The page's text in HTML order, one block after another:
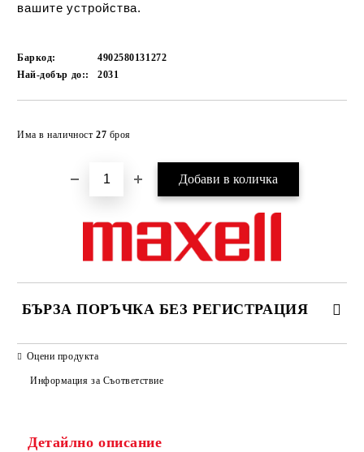
вашите устройства.
Баркод:
4902580131272
Най-добър до::
2031
Има в наличност 27 броя
БЪРЗА ПОРЪЧКА БЕЗ РЕГИСТРАЦИЯ
Съгласен съм с
Оцени продукта
Информация за Съответствие
Детайлно описание